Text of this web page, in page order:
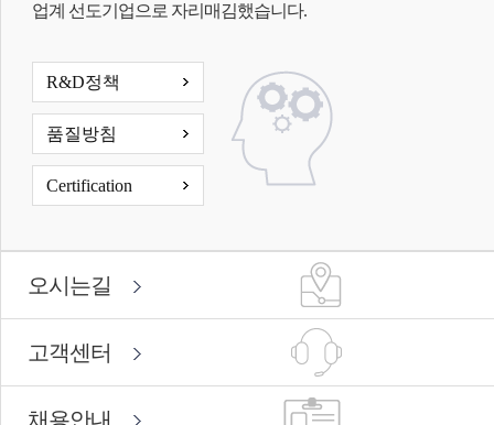
업계 선도기업으로 자리매김했습니다.
R&D정책
품질방침
Certification
오시는길
고객센터
채용안내